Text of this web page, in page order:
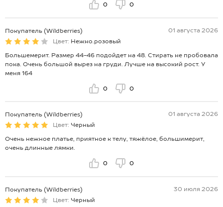
0 0
Покупатель (Wildberries)
01 августа 2026
Цвет: Нежно.розовый
Большемерит. Размер 44-46 подойдет на 48. Стирать не пробовала
пока. Очень большой вырез на груди. Лучше на высокий рост. У
меня 164
0 0
Покупатель (Wildberries)
01 августа 2026
Цвет: Черный
Очень нежное платье, приятное к телу, тяжёлое, большимерит,
очень длинные лямки.
0 0
Покупатель (Wildberries)
30 июля 2026
Цвет: Черный